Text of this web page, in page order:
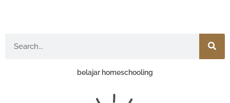
belajar homeschooling